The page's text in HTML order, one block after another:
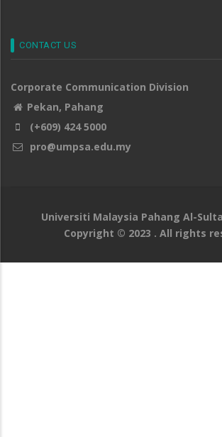
CONTACT US
Corporate Communication Division
Pekan, Pahang
(+609) 424 5000
pro@umpsa.edu.my
Universiti Malaysia Pahang Al-
Copyright © 2023 . All rights